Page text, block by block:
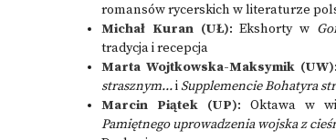
romansów rycerskich w literaturze
Michał Kuran (UŁ): Ekshorty w
tradycja i recepcja
Marta Wojtkowska-Maksymik (UW)
strasznym...iSupplemencie Bohatyra
Marcin Piątek (UP): Oktawa w
Pamiętnego uprowadzenia wojska z